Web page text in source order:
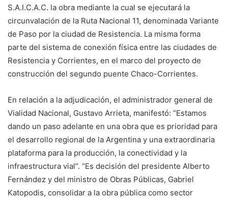
S.A.I.C.A.C. la obra mediante la cual se ejecutará la
circunvalación de la Ruta Nacional 11, denominada Variante
de Paso por la ciudad de Resistencia. La misma forma
parte del sistema de conexión física entre las ciudades de
Resistencia y Corrientes, en el marco del proyecto de
construcción del segundo puente Chaco-Corrientes.
En relación a la adjudicación, el administrador general de
Vialidad Nacional, Gustavo Arrieta, manifestó: “Estamos
dando un paso adelante en una obra que es prioridad para
el desarrollo regional de la Argentina y una extraordinaria
plataforma para la producción, la conectividad y la
infraestructura vial”. “Es decisión del presidente Alberto
Fernández y del ministro de Obras Públicas, Gabriel
Katopodis, consolidar a la obra pública como sector